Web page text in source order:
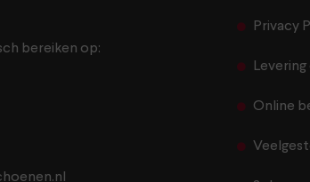
bereiken op:
Privacy
Online